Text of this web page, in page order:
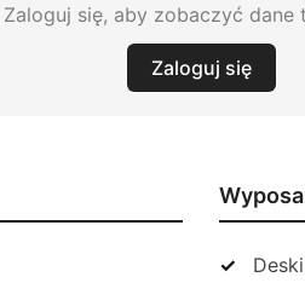
Zaloguj się, aby zobaczyć dane
Zaloguj się